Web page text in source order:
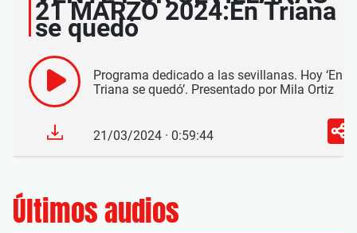
21 MARZO 2024:En Triana
se quedó
Programa dedicado a las sevillanas. Hoy ‘En
Triana se quedó’. Presentado por Mila Ortiz
21/03/2024 · 0:59:44
Últimos audios